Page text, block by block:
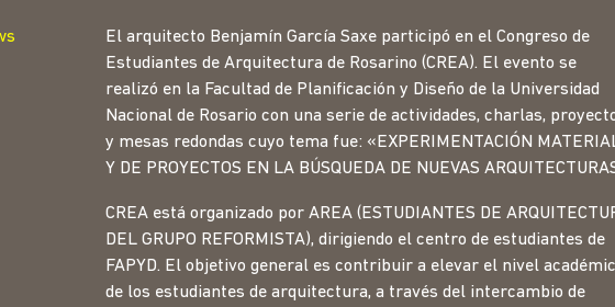
El arquitecto Benjamín García Saxe participó en el Congreso de
Estudiantes de Arquitectura de Rosarino (CREA). El evento se
realizó en la Facultad de Planificación y Diseño de la Universidad
Nacional de Rosario con una serie de actividades, charlas,
y mesas redondas cuyo tema fue: «EXPERIMENTACIÓN
Y DE PROYECTOS EN LA BÚSQUEDA DE NUEVAS
CREA está organizado por AREA (ESTUDIANTES DE
DEL GRUPO REFORMISTA), dirigiendo el centro de estudiantes de
FAPYD. El objetivo general es contribuir a elevar el nivel
de los estudiantes de arquitectura, a través del intercambio de